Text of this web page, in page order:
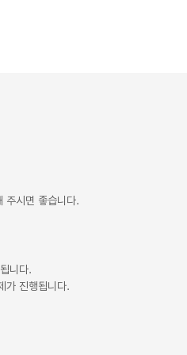
주시면 좋습니다.
니다.
가 진행됩니다.